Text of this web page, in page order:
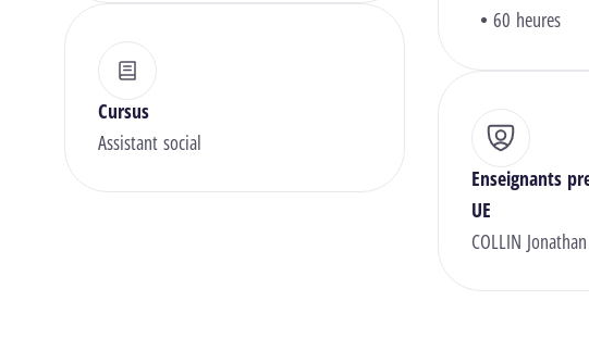
60 heures
Cursus
Assistant social
Enseignants
UE
COLLIN Jonathan